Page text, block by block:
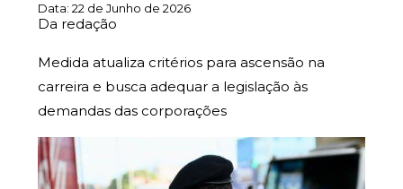
Data: 22 de Junho de 2026
Da redação
Medida atualiza critérios para ascensão na
carreira e busca adequar a legislação às
demandas das corporações